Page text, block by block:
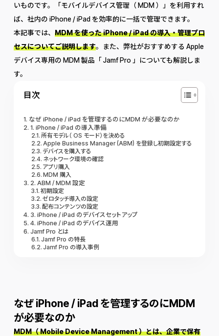
いものです。「モバイルデバイス管理（ MDM ）」を利用すれ
ば、社内の iPhone / iPad を効率的に一括で管理できます。
本記事では、 MDM を使った iPhone / iPad の導入・管理プロ
セスについてご説明します。また、弊社がおすすめする Apple
デバイス専用の MDM 製品「 Jamf Pro 」についても解説しま
す。
目次
なぜ iPhone / iPad を管理するのにMDM が必要なのか
1. iPhone / iPad の導入準備
所有モデル（ OS モード）を決める
Apple Business Manager (ABM) を登録し初期設定する
デバイスを購入する
ネットワーク環境の確認
アプリ購入
MDM 購入
2. ABM / MDM 設定
初期設定
ゼロタッチ導入の設定
配布コンテンツの設定
3. iPhone / iPad のデバイスセットアップ
4. iPhone / iPad のデバイス運用
Jamf Pro とは
Jamf Pro の特長
Jamf Pro の導入事例
なぜ iPhone / iPad を管理するのにMDM
が必要なのか
MDM（ Mobile Device Management ）とは、企業で保有